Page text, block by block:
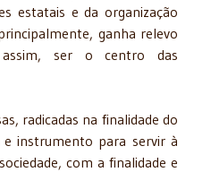
estatais e da organização
ganha relevo
assim, ser o centro das
radicadas na finalidade do
instrumento para servir à
com a finalidade e